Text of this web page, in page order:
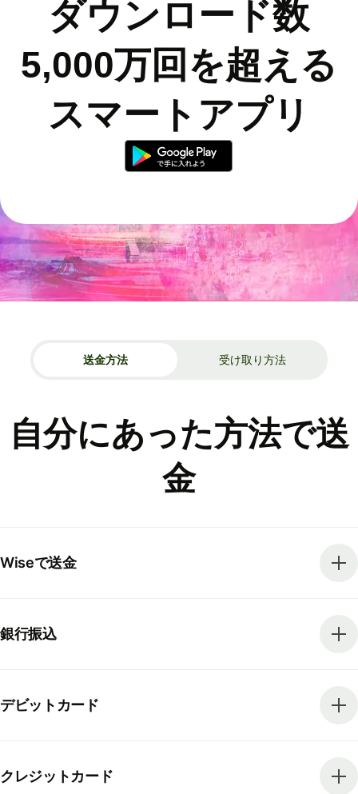
ダウンロード数
5,000万回を超える
スマートアプリ
送金方法 受け取り方法
自分にあった方法で送
金
Wiseで送金
銀行振込
デビットカード
クレジットカード